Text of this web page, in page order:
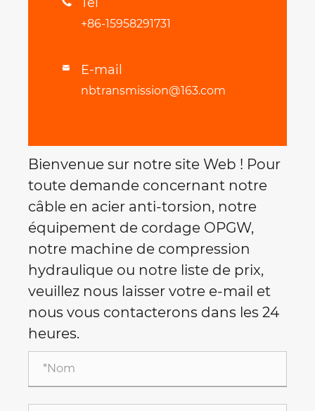
+86-15958291731
 E-mail
nbtransmission@163.com
Bienvenue sur notre site Web ! Pour
toute demande concernant notre
câble en acier anti-torsion, notre
équipement de cordage OPGW,
notre machine de compression
hydraulique ou notre liste de prix,
veuillez nous laisser votre e-mail et
nous vous contacterons dans les 24
heures.